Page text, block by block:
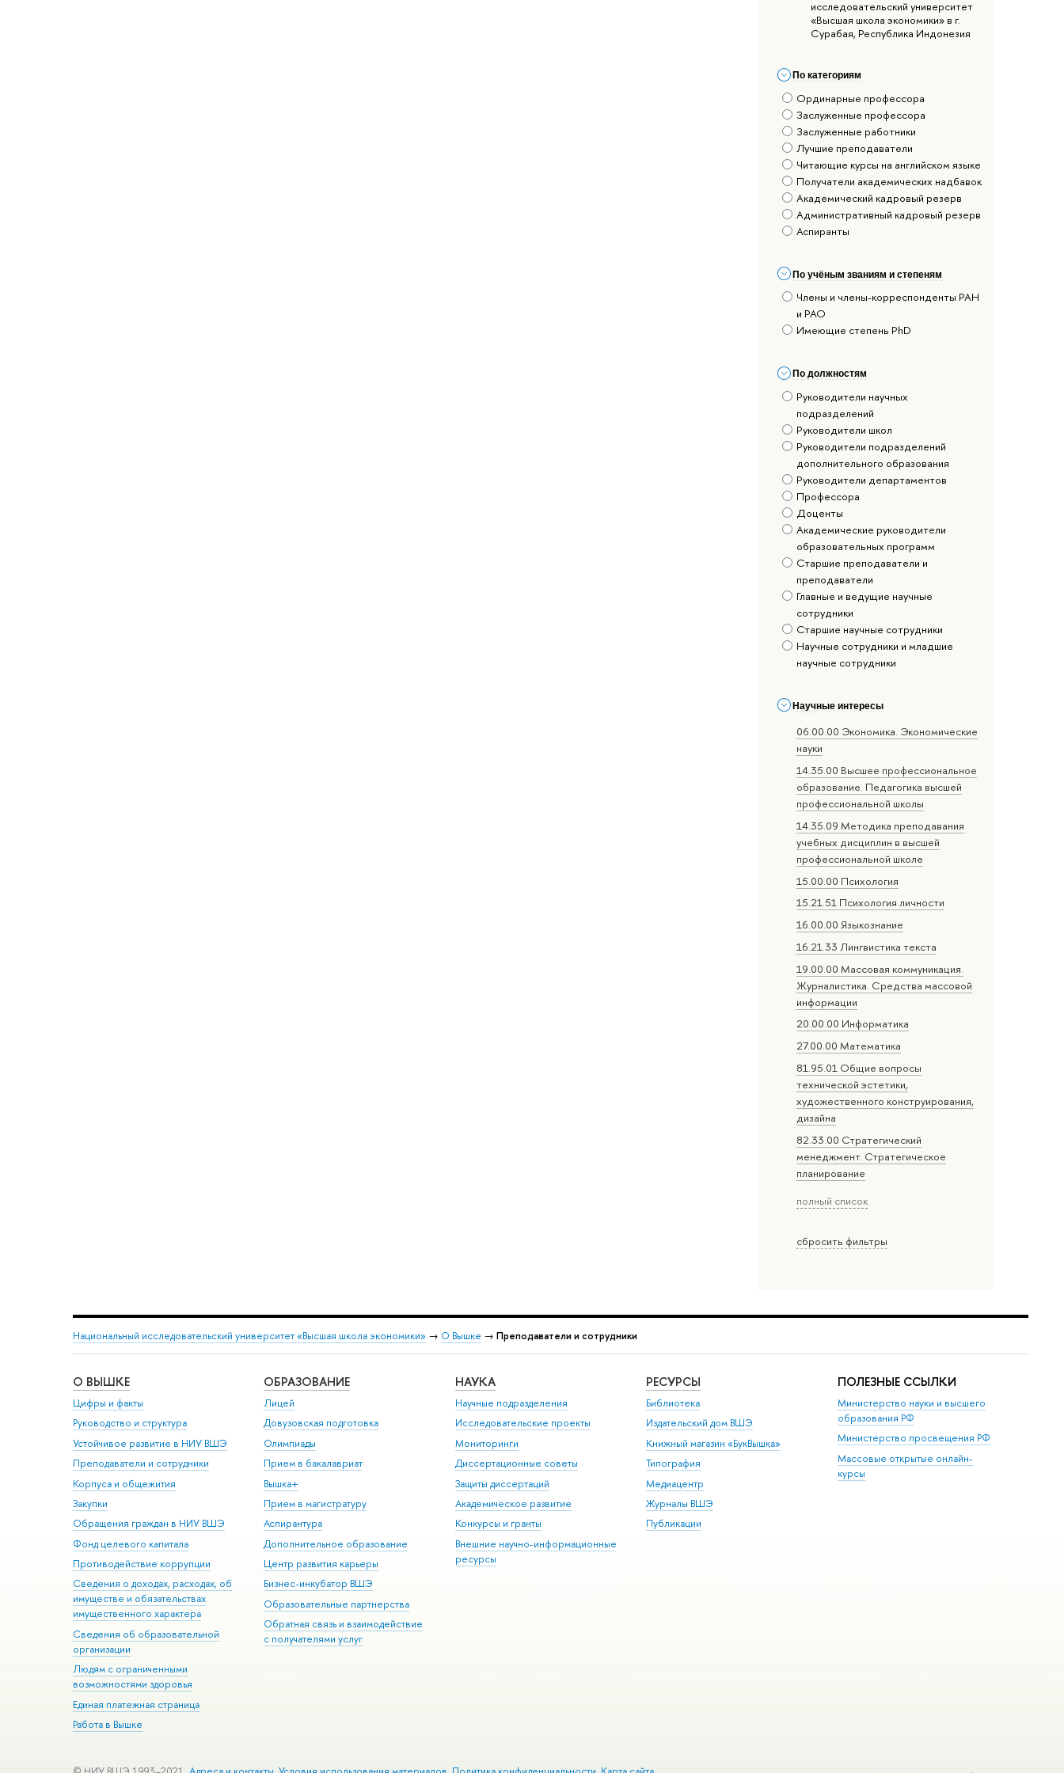
исследовательский университет
«Высшая школа экономики» в г.
Сурабая, Республика Индонезия
По категориям
Ординарные профессора
Заслуженные профессора
Заслуженные работники
Лучшие преподаватели
Читающие курсы на английском языке
Получатели академических надбавок
Академический кадровый резерв
Административный кадровый резерв
Аспиранты
По учёным званиям и степеням
Члены и члены-корреспонденты РАН
и РАО
Имеющие степень PhD
По должностям
Руководители научных
подразделений
Руководители школ
Руководители подразделений
дополнительного образования
Руководители департаментов
Профессора
Доценты
Академические руководители
образовательных программ
Старшие преподаватели и
преподаватели
Главные и ведущие научные
сотрудники
Старшие научные сотрудники
Научные сотрудники и младшие
научные сотрудники
Научные интересы
06.00.00 Экономика. Экономические
науки
14.35.00 Высшее профессиональное
образование. Педагогика высшей
профессиональной школы
14.35.09 Методика преподавания
учебных дисциплин в высшей
профессиональной школе
15.00.00 Психология
15.21.51 Психология личности
16.00.00 Языкознание
16.21.33 Лингвистика текста
19.00.00 Массовая коммуникация.
Журналистика. Средства массовой
информации
20.00.00 Информатика
27.00.00 Математика
81.95.01 Общие вопросы
технической эстетики,
художественного конструирования,
дизайна
82.33.00 Стратегический
менеджмент. Стратегическое
планирование
полный список
сбросить фильтры
Национальный исследовательский университет «Высшая школа экономики» → О Вышке → Преподаватели и сотрудники
О ВЫШКЕ
Цифры и факты
Руководство и структура
Устойчивое развитие в НИУ ВШЭ
Преподаватели и сотрудники
Корпуса и общежития
Закупки
Обращения граждан в НИУ ВШЭ
Фонд целевого капитала
Противодействие коррупции
Сведения о доходах, расходах, об
имуществе и обязательствах
имущественного характера
Сведения об образовательной
организации
Людям с ограниченными
возможностями здоровья
Единая платежная страница
Работа в Вышке
ОБРАЗОВАНИЕ
Лицей
Довузовская подготовка
Олимпиады
Прием в бакалавриат
Вышка+
Прием в магистратуру
Аспирантура
Дополнительное образование
Центр развития карьеры
Бизнес-инкубатор ВШЭ
Образовательные партнерства
Обратная связь и взаимодействие
с получателями услуг
НАУКА
Научные подразделения
Исследовательские проекты
Мониторинги
Диссертационные советы
Защиты диссертаций
Академическое развитие
Конкурсы и гранты
Внешние научно-информационные
ресурсы
РЕСУРСЫ
Библиотека
Издательский дом ВШЭ
Книжный магазин «БукВышка»
Типография
Медиацентр
Журналы ВШЭ
Публикации
ПОЛЕЗНЫЕ ССЫЛКИ
Министерство науки и высшего
образования РФ
Министерство просвещения РФ
Массовые открытые онлайн-
курсы